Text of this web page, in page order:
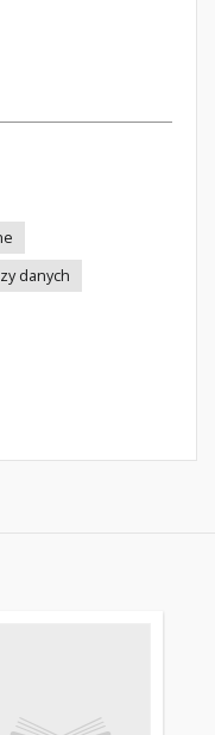
danych